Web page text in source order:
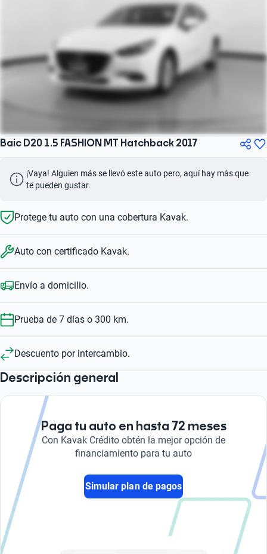
Baic D20 1.5 FASHION MT Hatchback 2017
¡Vaya! Alguien más se llevó este auto pero, aquí hay más que
te pueden gustar.
Protege tu auto con una cobertura Kavak.
Auto con certificado Kavak.
Envío a domicilio.
Prueba de 7 días o 300 km.
Descuento por intercambio.
Descripción general
Paga tu auto en hasta 72 meses
Con Kavak Crédito obtén la mejor opción de
financiamiento para tu auto
Simular plan de pagos